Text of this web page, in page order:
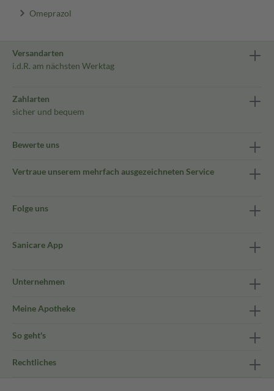
Omeprazol
Versandarten
i.d.R. am nächsten Werktag
Zahlarten
sicher und bequem
Bewerte uns
Vertraue unserem mehrfach ausgezeichneten Service
Folge uns
Sanicare App
Unternehmen
Meine Apotheke
So geht's
Rechtliches